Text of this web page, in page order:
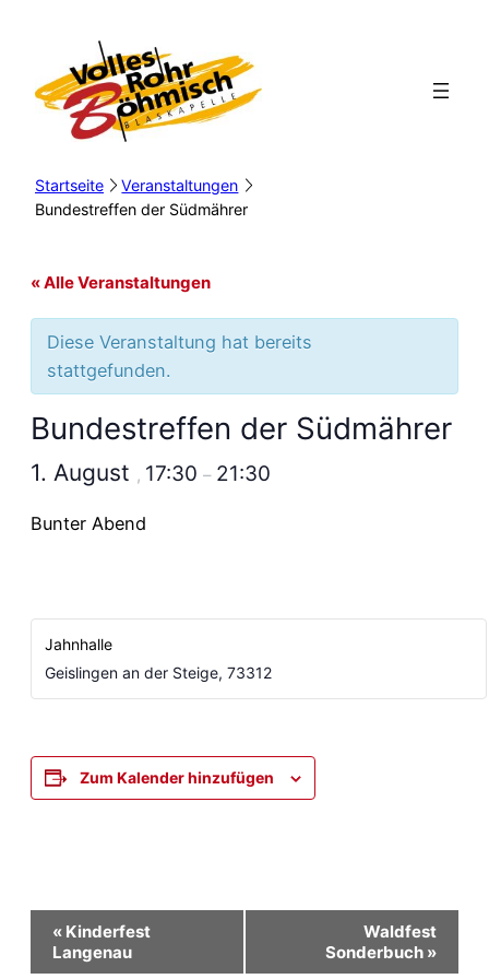
Startseite
Veranstaltungen
Bundestreffen der Südmährer
« Alle Veranstaltungen
Diese Veranstaltung hat bereits
stattgefunden.
Bundestreffen der Südmährer
1. August , 17:30 – 21:30
Bunter Abend
Jahnhalle
Geislingen an der Steige, 73312
Zum Kalender hinzufügen
Veranstaltung-
« Kinderfest
Langenau
Waldfest
Sonderbuch »